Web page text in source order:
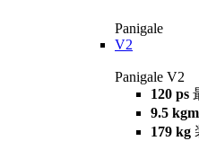
Panigale
V2
Panigale V2
120 ps
9.5 kgm
179 kg